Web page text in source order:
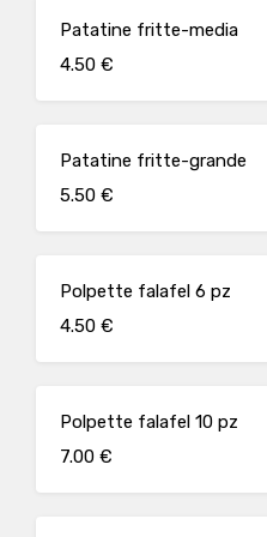
Patatine fritte-media
4.50 €
Patatine fritte-grande
5.50 €
Polpette falafel 6 pz
4.50 €
Polpette falafel 10 pz
7.00 €